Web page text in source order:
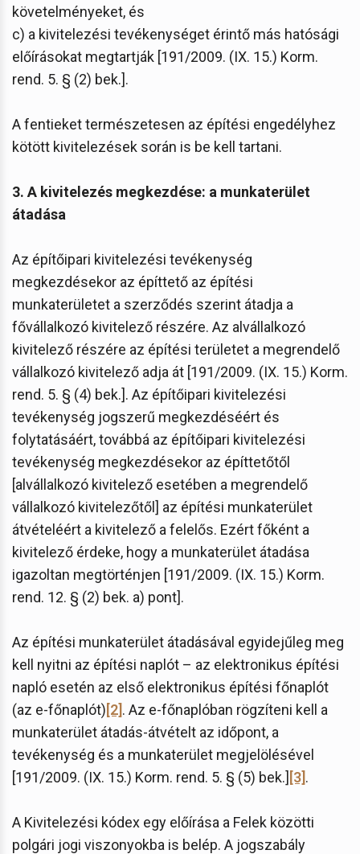
követelményeket, és
c) a kivitelezési tevékenységet érintő más hatósági
előírásokat megtartják [191/2009. (IX. 15.) Korm.
rend. 5. § (2) bek.].
A fentieket természetesen az építési engedélyhez
kötött kivitelezések során is be kell tartani.
3. A kivitelezés megkezdése: a munkaterület
átadása
Az építőipari kivitelezési tevékenység
megkezdésekor az építtető az építési
munkaterületet a szerződés szerint átadja a
fővállalkozó kivitelező részére. Az alvállalkozó
kivitelező részére az építési területet a megrendelő
vállalkozó kivitelező adja át [191/2009. (IX. 15.) Korm.
rend. 5. § (4) bek.]. Az építőipari kivitelezési
tevékenység jogszerű megkezdéséért és
folytatásáért, továbbá az építőipari kivitelezési
tevékenység megkezdésekor az építtetőtől
[alvállalkozó kivitelező esetében a megrendelő
vállalkozó kivitelezőtől] az építési munkaterület
átvételéért a kivitelező a felelős. Ezért főként a
kivitelező érdeke, hogy a munkaterület átadása
igazoltan megtörténjen [191/2009. (IX. 15.) Korm.
rend. 12. § (2) bek. a) pont].
Az építési munkaterület átadásával egyidejűleg meg
kell nyitni az építési naplót – az elektronikus építési
napló esetén az első elektronikus építési főnaplót
(az e-főnaplót)[2]. Az e-főnaplóban rögzíteni kell a
munkaterület átadás-átvételt az időpont, a
tevékenység és a munkaterület megjelölésével
[191/2009. (IX. 15.) Korm. rend. 5. § (5) bek.] [3].
A Kivitelezési kódex egy előírása a Felek közötti
polgári jogi viszonyokba is belép. A jogszabály